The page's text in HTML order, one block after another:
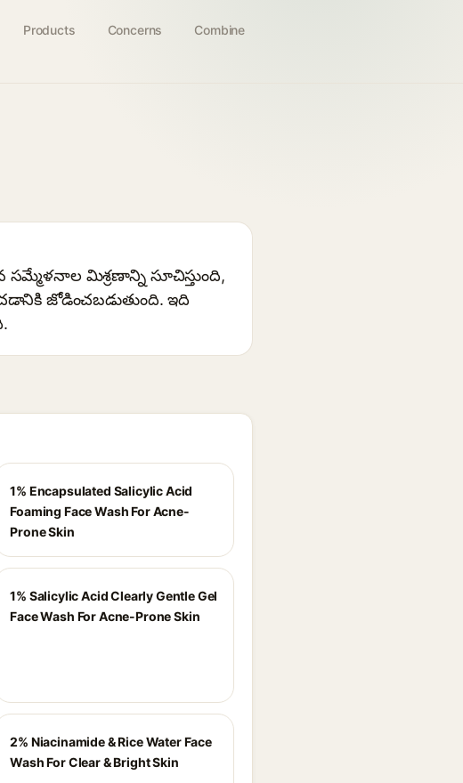
Products Concerns Combine
సమ్మేళనాల మిశ్రణాన్ని సూచిస్తుంది,
జోడించబడుతుంది. ఇది
1% Encapsulated Salicylic Acid
Foaming Face Wash For Acne-
Prone Skin
1% Salicylic Acid Clearly Gentle Gel
Face Wash For Acne-Prone Skin
2% Niacinamide & Rice Water Face
Wash For Clear & Bright Skin